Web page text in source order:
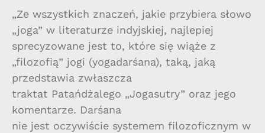
„Ze wszystkich znaczeń, jakie przybiera słowo
„joga” w literaturze indyjskiej, najlepiej
sprecyzowane jest to, które się wiąże z
„filozofią” jogi (yogadarśana), taką, jaką
przedstawia zwłaszcza
traktat Patańdżalego „Jogasutry” oraz jego
komentarze. Darśana
nie jest oczywiście systemem filozoficznym w